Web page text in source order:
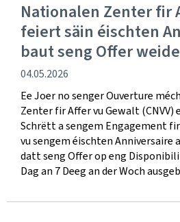
Nationalen Zenter fir
feiert säin éischten
baut seng Offer
Verëffentlechungsdatum
04.05.2026
Ee Joer no senger Ouverture
Zenter fir Affer vu Gewalt (CNVV)
Schrëtt a sengem Engagement
vu sengem éischten Anniversaire
datt seng Offer op eng
Dag an 7 Deeg an der Woch